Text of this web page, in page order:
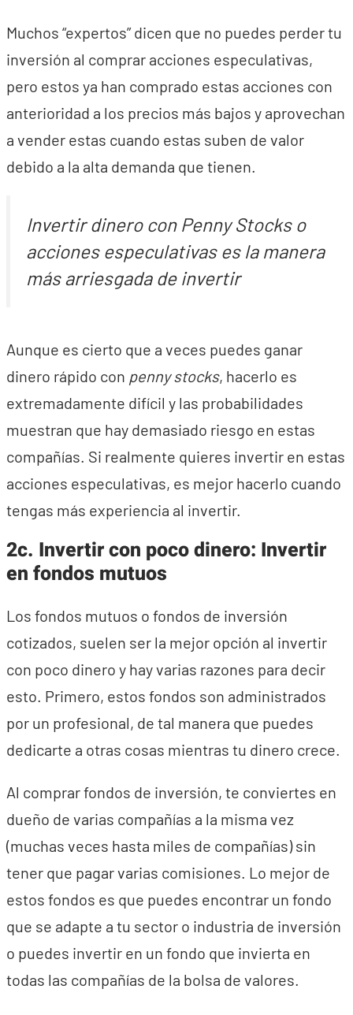
Muchos “expertos” dicen que no puedes perder tu
inversión al comprar acciones especulativas,
pero estos ya han comprado estas acciones con
anterioridad a los precios más bajos y aprovechan
a vender estas cuando estas suben de valor
debido a la alta demanda que tienen.
Invertir dinero con Penny Stocks o
acciones especulativas es la manera
más arriesgada de invertir
Aunque es cierto que a veces puedes ganar
dinero rápido con penny stocks, hacerlo es
extremadamente difícil y las probabilidades
muestran que hay demasiado riesgo en estas
compañías. Si realmente quieres invertir en estas
acciones especulativas, es mejor hacerlo cuando
tengas más experiencia al invertir.
2c. Invertir con poco dinero: Invertir
en fondos mutuos
Los fondos mutuos o fondos de inversión
cotizados, suelen ser la mejor opción al invertir
con poco dinero y hay varias razones para decir
esto. Primero, estos fondos son administrados
por un profesional, de tal manera que puedes
dedicarte a otras cosas mientras tu dinero crece.
Al comprar fondos de inversión, te conviertes en
dueño de varias compañías a la misma vez
(muchas veces hasta miles de compañías) sin
tener que pagar varias comisiones. Lo mejor de
estos fondos es que puedes encontrar un fondo
que se adapte a tu sector o industria de inversión
o puedes invertir en un fondo que invierta en
todas las compañías de la bolsa de valores.